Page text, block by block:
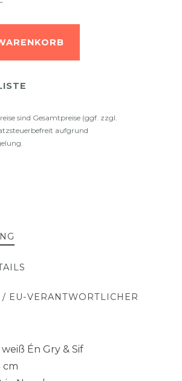
sind Gesamtpreise (ggf. zzgl.
aufgrund
/ EU-VERANTWORTLICHER
Én Gry & Sif
cm